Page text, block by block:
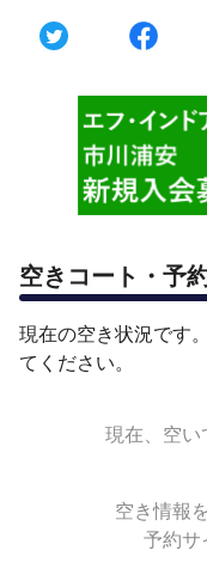
空きコート・予
現在の空き状況です
てください。
現在、空い
空き情報
予約サ